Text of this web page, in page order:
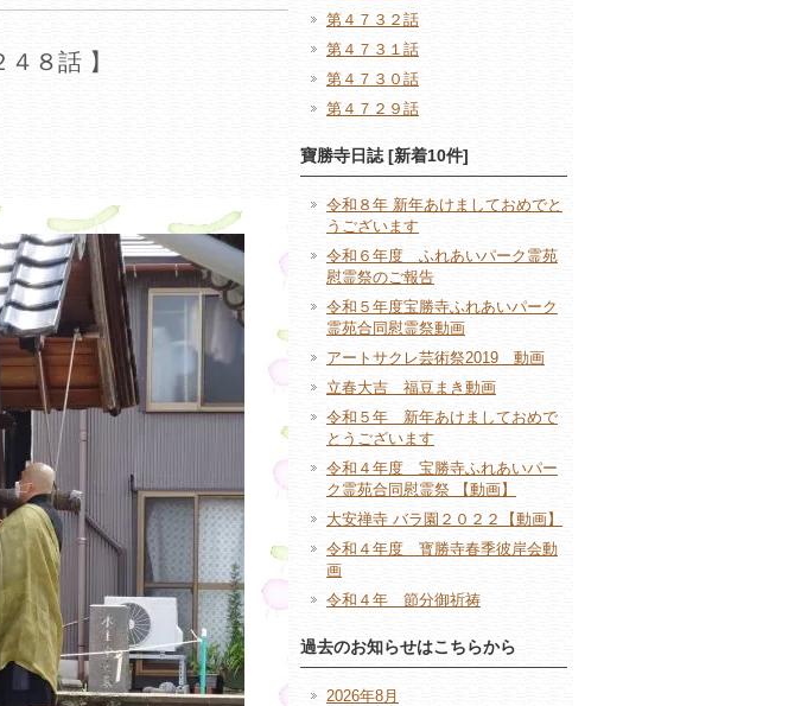
８話 】
第４７３２話
第４７３１話
第４７３０話
第４７２９話
寶勝寺日誌 [新着10件]
令和８年 新年あけましておめでと
うございます
令和６年度 ふれあいパーク霊苑
慰霊祭のご報告
令和５年度宝勝寺ふれあいパーク
霊苑合同慰霊祭動画
アートサクレ芸術祭2019 動画
立春大吉 福豆まき動画
令和５年 新年あけましておめで
とうございます
令和４年度 宝勝寺ふれあいパー
ク霊苑合同慰霊祭 【動画】
大安禅寺 バラ園２０２２【動画】
令和４年度 寳勝寺春季彼岸会動
画
令和４年 節分御祈祷
過去のお知らせはこちらから
2026年8月